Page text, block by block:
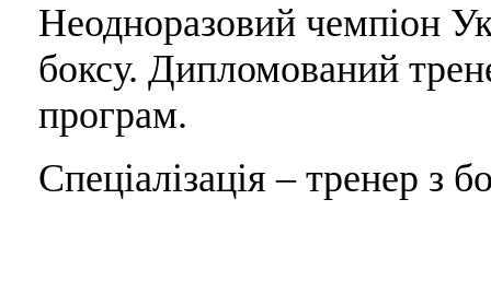
Неодноразовий чемпіон
боксу. Дипломований
програм.
Спеціалізація – тренер з